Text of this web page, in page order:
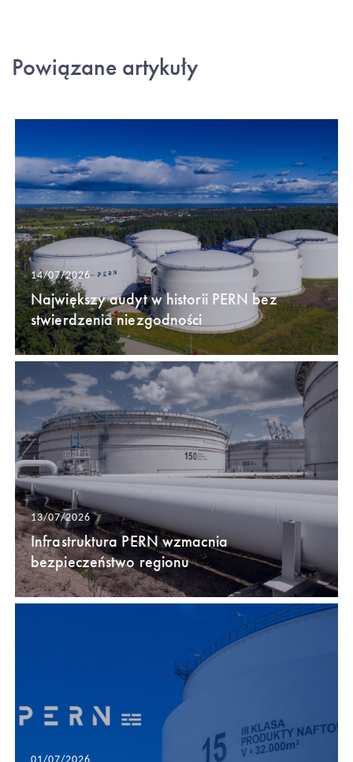
Powiązane artykuły
14/07/2026
Największy audyt w historii PERN bez
stwierdzenia niezgodności
13/07/2026
Infrastruktura PERN wzmacnia
bezpieczeństwo regionu